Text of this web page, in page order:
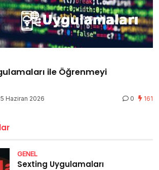
ile Öğrenmeyi
Haziran 2026 0 161
GENEL
Sexting Uygulamaları